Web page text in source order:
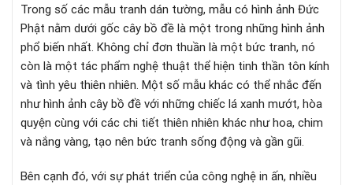
Trong số các mẫu tranh dán tường, mẫu có hình ảnh Đức
Phật nằm dưới gốc cây bồ đề là một trong những hình ảnh
phổ biến nhất. Không chỉ đơn thuần là một bức tranh, nó
còn là một tác phẩm nghệ thuật thể hiện tinh thần tôn kính
và tình yêu thiên nhiên. Một số mẫu khác có thể nhắc đến
như hình ảnh cây bồ đề với những chiếc lá xanh mướt, hòa
quyện cùng với các chi tiết thiên nhiên khác như hoa, chim
và nắng vàng, tạo nên bức tranh sống động và gần gũi.
Bên cạnh đó, với sự phát triển của công nghệ in ấn, nhiều